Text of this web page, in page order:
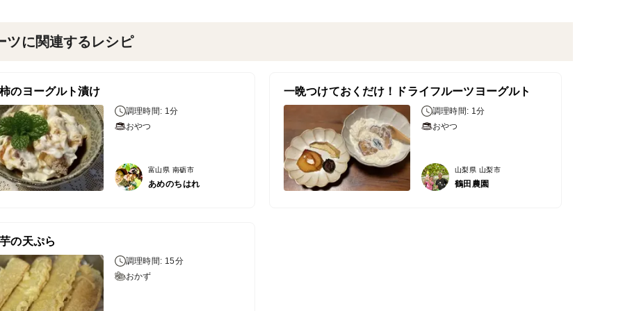
ツに関連するレシピ
のヨーグルト漬け
調理時間: 1分
おやつ
富山県 南砺市
あめのちはれ
一晩つけておくだけ！ドライフルーツヨーグルト
調理時間: 1分
おやつ
山梨県 山梨市
鶴田農園
の天ぷら
調理時間: 15分
おかず